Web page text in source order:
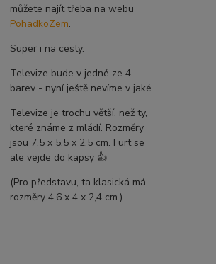
můžete najít třeba na webu
PohadkoZem.
Super i na cesty.
Televize bude v jedné ze 4
barev - nyní ještě nevíme v jaké.
Televize je trochu větší, než ty,
které známe z mládí. Rozměry
jsou 7,5 x 5,5 x 2,5 cm. Furt se
ale vejde do kapsy 👍
(Pro představu, ta klasická má
rozměry 4,6 x 4 x 2,4 cm.)